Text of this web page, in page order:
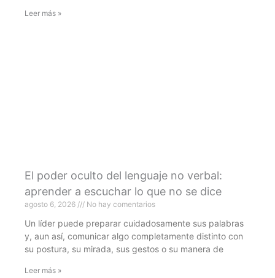
Leer más »
El poder oculto del lenguaje no verbal:
aprender a escuchar lo que no se dice
agosto 6, 2026 No hay comentarios
Un líder puede preparar cuidadosamente sus palabras
y, aun así, comunicar algo completamente distinto con
su postura, su mirada, sus gestos o su manera de
Leer más »